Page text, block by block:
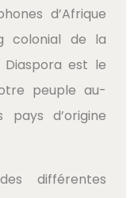
d’Afrique
colonial de la
est le
peuple au-
d’origine
différentes